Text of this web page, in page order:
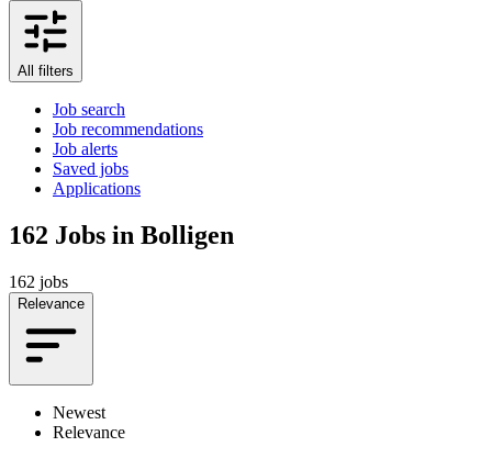
All filters
Job search
Job recommendations
Job alerts
Saved jobs
Applications
162 Jobs in Bolligen
162 jobs
Relevance
Newest
Relevance